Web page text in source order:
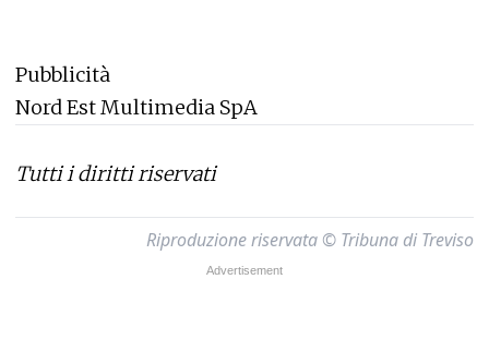
Pubblicità
Nord Est Multimedia SpA
Tutti i diritti riservati
Riproduzione riservata © Tribuna di Treviso